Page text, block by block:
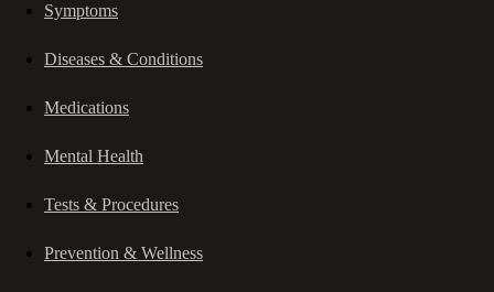
Symptoms
Diseases & Conditions
Medications
Mental Health
Tests & Procedures
Prevention & Wellness